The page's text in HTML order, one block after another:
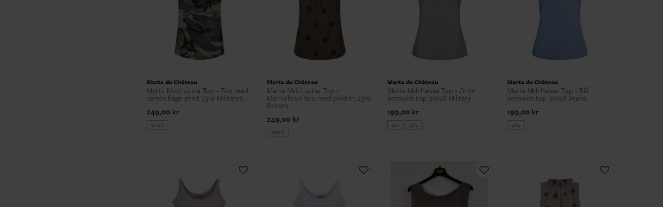
Marta du Château
Marta MdcLucina Top - Top med
camouflage print 2319 Military6
249,00 kr
ONE S
Marta du Château
Marta MdcLucina Top -
Mørkebrun top med prikker 2319
Brown
249,00 kr
ONE S
Marta du Château
Marta MdcNessa Top - Grøn
bomulds top 31028 Military
199,00 kr
S/M L/XL
Marta du Château
Marta MdcNessa Top - Blå
bomulds top 31028 Jeans
199,00 kr
L/XL